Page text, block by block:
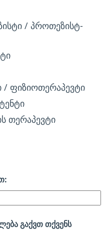
/ პროთეზისტ-
/ ფიზიოთერაპევტი
თერაპევტი
გაქვთ თქვენს